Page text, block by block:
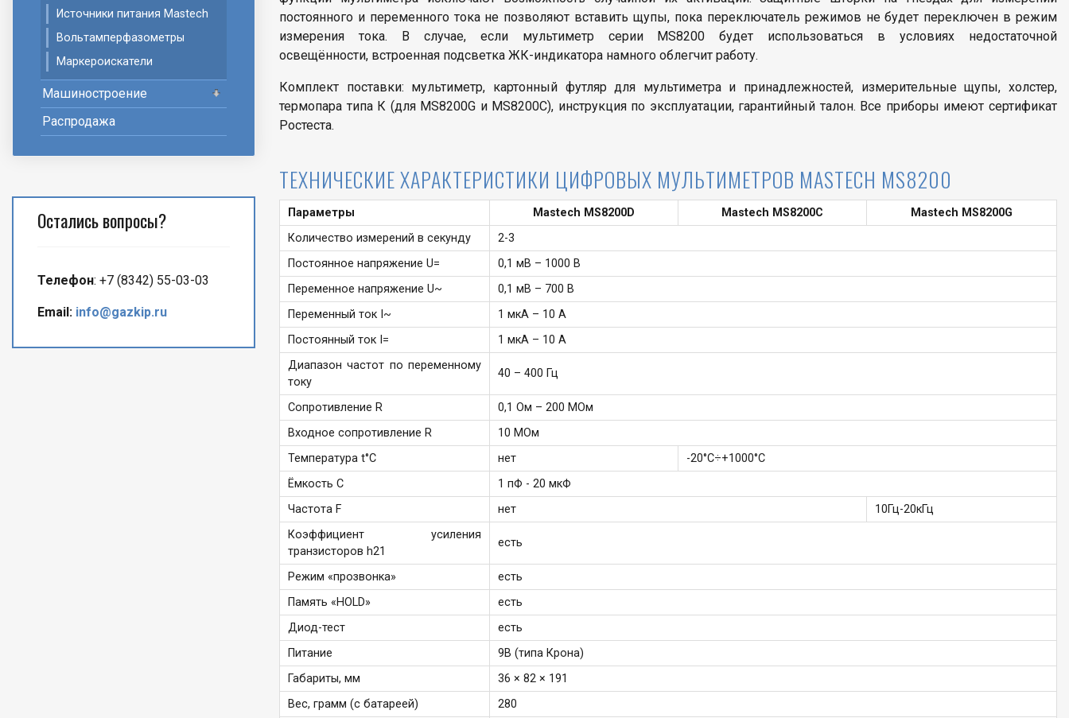
Источники питания Mastech
Вольтамперфазометры
Маркероискатели
Машиностроение
Распродажа
Остались вопросы?
Телефон: +7 (8342) 55-03-03
Email: info@gazkip.ru
постоянного и переменного тока не позволяют вставить щупы, пока переключатель режимов не будет переключен в режим
измерения тока. В случае, если мультиметр серии MS8200 будет использоваться в условиях недостаточной
освещённости, встроенная подсветка ЖК-индикатора намного облегчит работу.
Комплект поставки: мультиметр, картонный футляр для мультиметра и принадлежностей, измерительные щупы, холстер,
термопара типа К (для MS8200G и MS8200C), инструкция по эксплуатации, гарантийный талон. Все приборы имеют сертификат
Ростеста.
ТЕХНИЧЕСКИЕ ХАРАКТЕРИСТИКИ ЦИФРОВЫХ МУЛЬТИМЕТРОВ MASTECH MS8200
Параметры Mastech MS8200D Mastech MS8200C
Mastech MS8200G
Количество измерений в секунду
2-3
Постоянное напряжение U=
0,1 мВ – 1000 В
Переменное напряжение U~
0,1 мВ – 700 В
Переменный ток I~
1 мкА – 10 А
Постоянный ток I=
1 мкА – 10 А
Диапазон частот по переменному
току
40 – 400 Гц
Сопротивление R
0,1 Ом – 200 МОм
Входное сопротивление R
10 МОм
Температура t°C
нет
-20°C÷+1000°C
Ёмкость C
1 пФ - 20 мкФ
Частота F
нет
10Гц-20кГц
Коэффициент усиления
транзисторов h21
есть
Режим «прозвонка»
есть
Память «HOLD»
есть
Диод-тест
есть
Питание
9В (типа Крона)
Габариты, мм
36 × 82 × 191
Вес, грамм (с батареей)
280